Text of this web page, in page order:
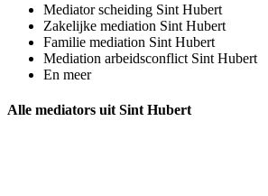
Mediator scheiding Sint Hubert
Zakelijke mediation Sint Hubert
Familie mediation Sint Hubert
Mediation arbeidsconflict Sint Hubert
En meer
Alle mediators uit Sint Hubert